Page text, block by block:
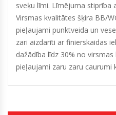
sveķu līmi. Līmējuma stiprība
Virsmas kvalitātes šķira BB/
pieļaujami punktveida un
zari aizdarīti ar finierskaidas
dažādība līdz 30% no
pieļaujami zaru zaru caurumi